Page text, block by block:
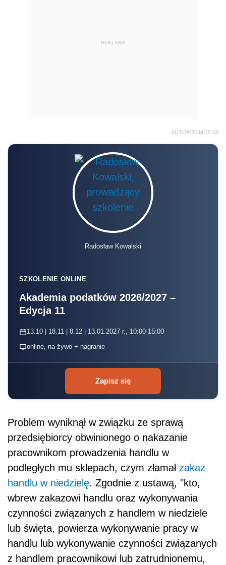
REKLAMA
AUTOPROMOCJA
Radosław Kowalski
SZKOLENIE ONLINE
Akademia podatków 2026/2027 –
Edycja 11
13.10 | 18.11 | 8.12 | 13.01.2027 r., 10:00-15:00
online, na żywo + nagranie
Zapisz się
Problem wyniknął w związku ze sprawą
przedsiębiorcy obwinionego o nakazanie
pracownikom prowadzenia handlu w
podległych mu sklepach, czym złamał zakaz
handlu w niedzielę. Zgodnie z ustawą, "kto,
wbrew zakazowi handlu oraz wykonywania
czynności związanych z handlem w niedziele
lub święta, powierza wykonywanie pracy w
handlu lub wykonywanie czynności związanych
z handlem pracownikowi lub zatrudnionemu,